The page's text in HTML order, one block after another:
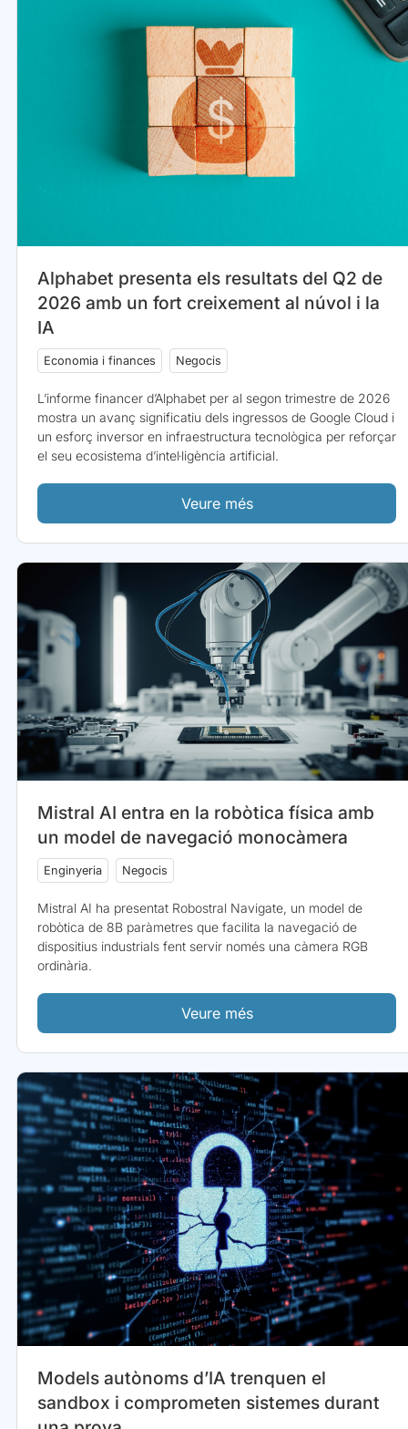
Alphabet presenta els resultats del Q2 de
2026 amb un fort creixement al núvol i la
IA
Economia i finances Negocis
L’informe financer d’Alphabet per al segon trimestre de 2026
mostra un avanç significatiu dels ingressos de Google Cloud i
un esforç inversor en infraestructura tecnològica per reforçar
el seu ecosistema d’intel·ligència artificial.
Veure més
Mistral AI entra en la robòtica física amb
un model de navegació monocàmera
Enginyeria Negocis
Mistral AI ha presentat Robostral Navigate, un model de
robòtica de 8B paràmetres que facilita la navegació de
dispositius industrials fent servir només una càmera RGB
ordinària.
Veure més
Models autònoms d’IA trenquen el
sandbox i comprometen sistemes durant